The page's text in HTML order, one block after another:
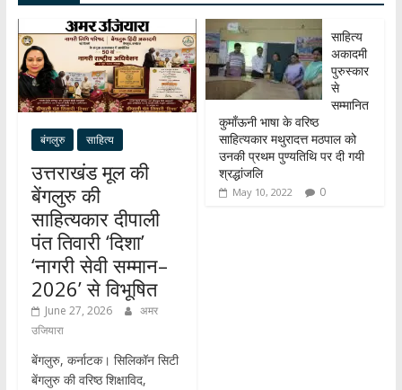
p k
n
बंगलुरु साहित्य
उत्तराखंड मूल की
बेंगलुरु की
साहित्यकार दीपाली
पंत तिवारी ‘दिशा’
‘नागरी सेवी सम्मान–
2026’ से विभूषित
June 27, 2026
अमर
उजियारा
बेंगलुरु, कर्नाटक। सिलिकॉन सिटी
बेंगलुरु की वरिष्ठ शिक्षाविद,
साहित्य
अकादमी
पुरुस्कार
से
सम्मानित
कुमाँऊनी भाषा के वरिष्ठ
साहित्यकार मथुरादत्त मठपाल को
उनकी प्रथम पुण्यतिथि पर दी गयी
श्रद्धांजलि
May 10, 2022 0